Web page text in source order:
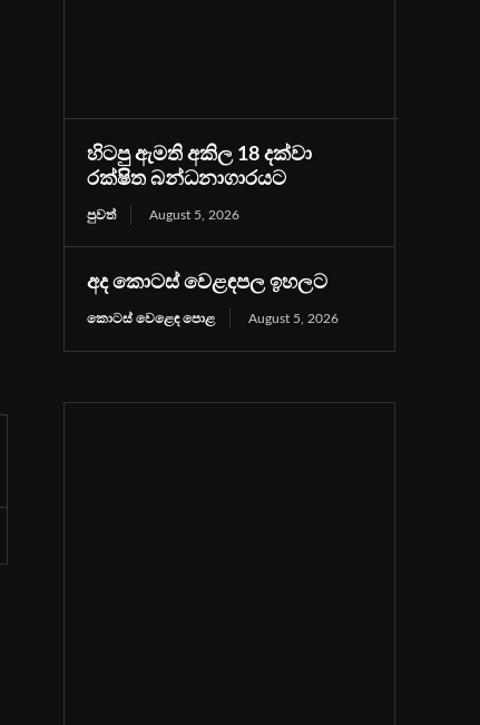
හිටපු ඇමති අකිල 18 දක්වා
රක්ෂිත බන්ධනාගාරයට
පුවත් August 5, 2026
අද කොටස් වෙළඳපල ඉහලට
කොටස් වෙළෙඳ පොළ August 5, 2026